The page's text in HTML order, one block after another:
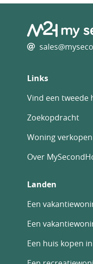
Links
Vind een tweede
Zoekopdracht
Woning verkopen
Over
Landen
Een
Een
Een huis kopen